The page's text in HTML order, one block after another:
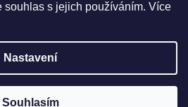
souhlas s jejich používáním. Více
Nastavení
Souhlasím
šperky. Všechna práva
nastavení cookies